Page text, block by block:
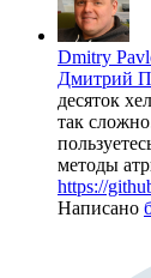
Dmitry
Дмитрий
десяток
так
методы
https://
Написано